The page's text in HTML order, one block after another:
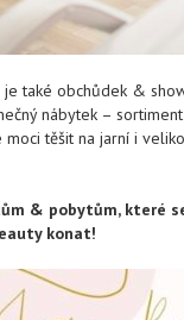
je také obchůdek &
nábytek –
těšit na jarní i
& pobytům, které
konat!